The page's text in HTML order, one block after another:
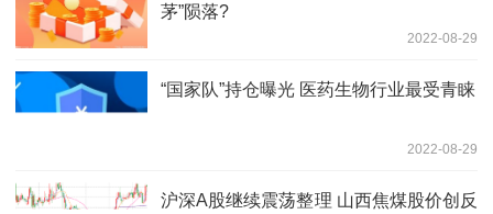
茅”陨落?
2022-08-29
“国家队”持仓曝光 医药生物行业最受青睐
2022-08-29
沪深A股继续震荡整理 山西焦煤股价创反